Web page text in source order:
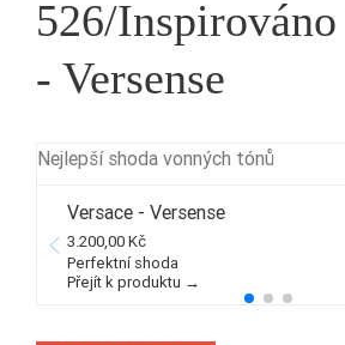
526/Inspirováno
- Versense
Nejlepší shoda vonných tónů
Versace - Versense
3.200,00 Kč
Perfektní shoda
Přejít k produktu →